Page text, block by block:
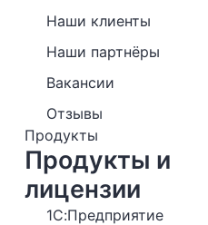
Наши клиенты
Наши партнёры
Вакансии
Отзывы
Продукты
Продукты и
лицензии
1С:Предприятие